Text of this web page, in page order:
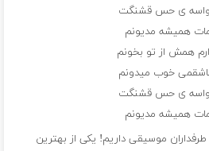
واسه ی حس قشنگت
همیشه مدیونم
همش از تو بخونم
خوب میدونم
واسه ی حس قشنگت
همیشه مدیونم
طرفداران موسیقی داریم! یکی از بهترین